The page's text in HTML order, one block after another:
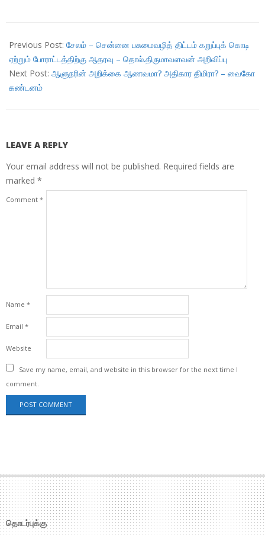
06-
25
Previous Post: சேலம் – சென்னை பசுமைவழித் திட்டம் கறுப்புக் கொடி
ஏற்றும் போராட்டத்திற்கு ஆதரவு – தொல்.திருமாவளவன் அறிவிப்பு
Next Post: ஆளுநரின் அறிக்கை ஆணவமா? அதிகார திமிரா? – வைகோ
கண்டனம்
LEAVE A REPLY
Your email address will not be published. Required fields are
marked *
Comment *
Name *
Email *
Website
Save my name, email, and website in this browser for the next time I
comment.
தொடர்புக்கு